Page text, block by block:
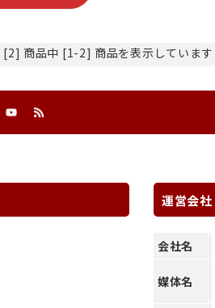
[2] 商品中 [1-2] 商品を表示しています
運営会社
会社名
媒体名